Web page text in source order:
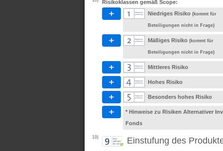
Risikoklassen gemäß Scope:
Niedriges Risiko (kommt für
Beteiligungen nicht in Frage)
Mäßiges Risiko (kommt für
Beteiligungen nicht in Frage)
Mittleres Risiko
Hohes Risiko
Besonders hohes Risiko
* Hinweise zu Risiken Alternativer
Fonds
19)
Einstufung des